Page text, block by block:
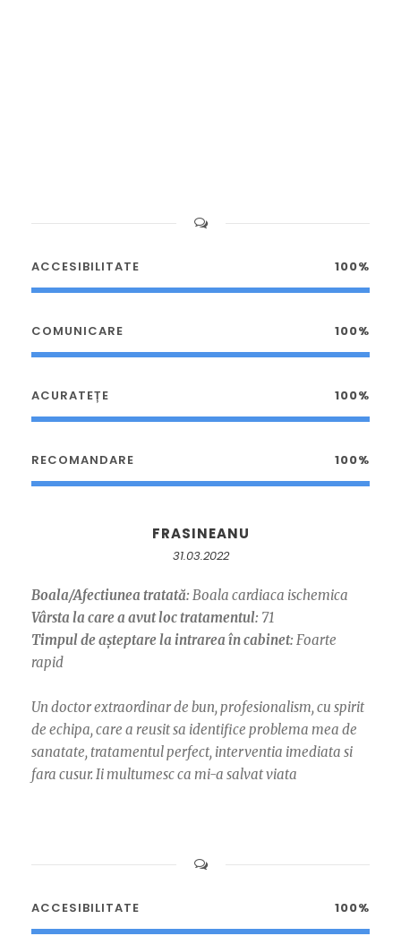
ACCESIBILITATE 100%
COMUNICARE 100%
ACURATEȚE 100%
RECOMANDARE 100%
FRASINEANU
31.03.2022
Boala/Afectiunea tratată: Boala cardiaca ischemica
Vârsta la care a avut loc tratamentul: 71
Timpul de așteptare la intrarea în cabinet: Foarte
rapid
Un doctor extraordinar de bun, profesionalism, cu spirit
de echipa, care a reusit sa identifice problema mea de
sanatate, tratamentul perfect, interventia imediata si
fara cusur. Ii multumesc ca mi-a salvat viata
ACCESIBILITATE 100%